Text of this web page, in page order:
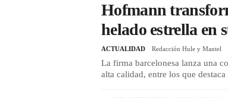
Hofmann
helado estrella en
ACTUALIDAD Redacción Hule y Mantel
La firma barcelonesa lanza una
alta calidad, entre los que